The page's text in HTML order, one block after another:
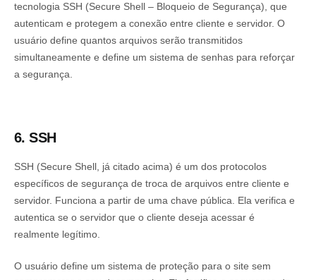
tecnologia SSH (Secure Shell – Bloqueio de Segurança), que
autenticam e protegem a conexão entre cliente e servidor. O
usuário define quantos arquivos serão transmitidos
simultaneamente e define um sistema de senhas para reforçar
a segurança.
6. SSH
SSH (Secure Shell, já citado acima) é um dos protocolos
específicos de segurança de troca de arquivos entre cliente e
servidor. Funciona a partir de uma chave pública. Ela verifica e
autentica se o servidor que o cliente deseja acessar é
realmente legítimo.
O usuário define um sistema de proteção para o site sem